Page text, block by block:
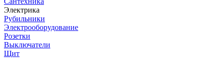
Электрика
Рубильники
Электрооборудование
Розетки
Выключатели
Щит